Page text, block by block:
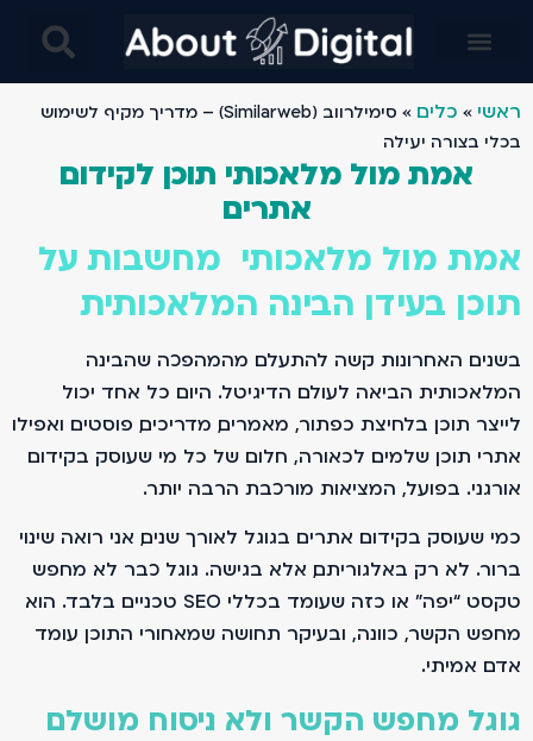
ראשי » כלים »
סימילרווב (Similarweb) – מדריך מקיף לשימוש
בכלי בצורה יעילה
אמת מול מלאכותי תוכן לקידום
אתרים
אמת מול מלאכותי מחשבות על
תוכן בעידן הבינה המלאכותית
בשנים האחרונות קשה להתעלם מהמהפכה שהבינה
המלאכותית הביאה לעולם הדיגיטל. היום כל אחד יכול
לייצר תוכן בלחיצת כפתור, מאמרים, מדריכים, פוסטים ואפילו
אתרי תוכן שלמים. לכאורה, חלום של כל מי שעוסק בקידום
אורגני. בפועל, המציאות מורכבת הרבה יותר.
כמי שעוסק בקידום אתרים בגוגל לאורך שנים, אני רואה שינוי
ברור. לא רק באלגוריתם, אלא בגישה. גוגל כבר לא מחפש
טקסט “יפה” או כזה שעומד בכללי SEO טכניים בלבד. הוא
מחפש הקשר, כוונה, ובעיקר תחושה שמאחורי התוכן עומד
אדם אמיתי.
גוגל מחפש הקשר ולא ניסוח מושלם